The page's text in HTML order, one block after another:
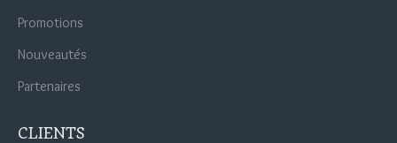
Promotions
Nouveautés
Partenaires
CLIENTS